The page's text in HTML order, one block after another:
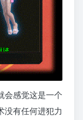
会感觉这是一个
没有任何进犯力